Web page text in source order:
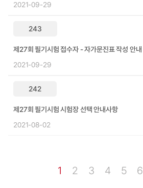
2021-09-29
243
제27회 필기시험 접수자 - 자가문진표 작성 안내
2021-09-29
242
제27회 필기시험 시험장 선택 안내사항
2021-08-02
1 2 3 4 5 6